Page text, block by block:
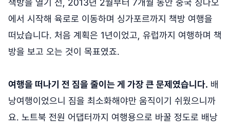
에서 시작해 육로로 이동하며 싱가포르까지 책방 여행을
떠났습니다. 처음 계획은 1년이었고, 유럽까지 여행하며 책
방을 보고 오는 것이 목표였죠.
여행을 떠나기 전 짐을 줄이는 게 가장 큰 문제였습니다. 배
낭여행이었으니 짐을 최소화해야만 움직이기 쉬웠으니까
요. 노트북 전원 어댑터까지 여행용으로 바꿀 정도로 배낭